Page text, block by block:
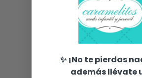
✨ ¡No te pierdas
además llévate